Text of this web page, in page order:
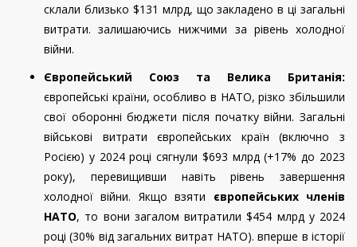
склали близько $131 млрд, що закладено в ці загальні
витрати. залишаючись нижчими за рівень холодної
війни.
Європейський Союз та Велика Британія:
європейські країни, особливо в НАТО, різко збільшили
свої оборонні бюджети після початку війни. Загальні
військові витрати європейських країн (включно з
Росією) у 2024 році сягнули $693 млрд (+17% до 2023
року), перевищивши навіть рівень завершення
холодної війни. Якщо взяти європейських членів
НАТО, то вони загалом витратили $454 млрд у 2024
році (30% від загальних витрат НАТО). вперше в історії